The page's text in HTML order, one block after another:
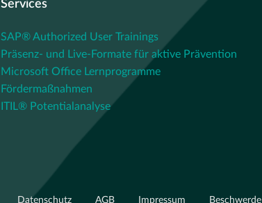
Services
SAP® Authorized User Trainings
Präsenz- und Live-Formate für aktive Prävention
Microsoft Office Lernprogramme
Fördermaßnahmen
ITIL® Potentialanalyse
Datenschutz AGB Impressum Beschwerde